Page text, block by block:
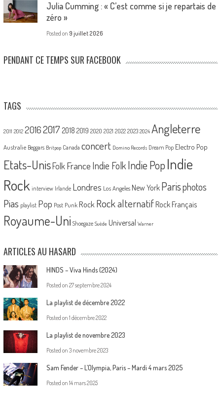
Julia Cumming : « C’est comme si je repartais de
zéro »
Posted on 9 juillet 2026
PENDANT CE TEMPS SUR FACEBOOK
TAGS
2011 2012 20162017 2018 2019 2020 2021 2022 2023 2024 Angleterre
Australie Beggars Britpop Canada concert Domino Records Dream Pop Electro Pop
Etats-UnisFolk France Indie FolkIndie PopIndie
Rock interview Irlande Londres Los Angeles New York Parisphotos
Pias playlist Pop Post Punk Rock Rock alternatif Rock Français
Royaume-Uni Shoegaze Suède Universal Warner
ARTICLES AU HASARD
HINDS – Viva Hinds (2024)
Posted on 27 septembre 2024
La playlist de décembre 2022
Posted on 1 décembre 2022
La playlist de novembre 2023
Posted on 3 novembre 2023
Sam Fender – L’Olympia, Paris – Mardi 4 mars 2025
Posted on 14 mars 2025